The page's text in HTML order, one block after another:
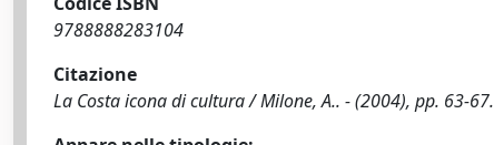
9788888283104
Citazione
La Costa icona di cultura / Milone, A.. - (2004), pp. 63-67.